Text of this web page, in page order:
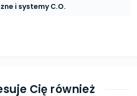
i systemy C.O.
Cię również